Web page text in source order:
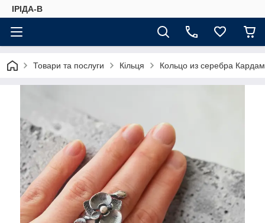
ІРІДА-В
Товари та послуги Кільця Кольцо из серебра